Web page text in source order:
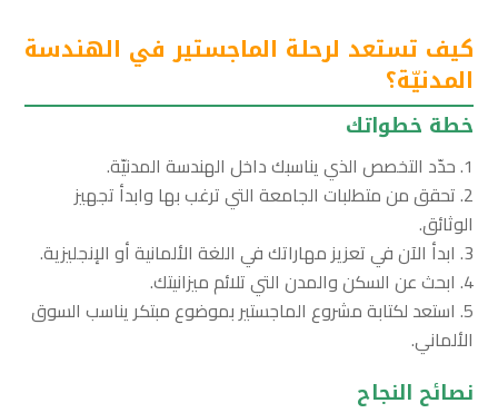
كيف تستعد لرحلة الماجستير في الهندسة
المدنيّة؟
خطة خطواتك
حدّد التخصص الذي يناسبك داخل الهندسة المدنيّة.
تحقق من متطلبات الجامعة التي ترغب بها وابدأ تجهيز
الوثائق.
ابدأ الآن في تعزيز مهاراتك في اللغة الألمانية أو الإنجليزية.
ابحث عن السكن والمدن التي تلائم ميزانيتك.
استعد لكتابة مشروع الماجستير بموضوع مبتكر يناسب السوق
الألماني.
نصائح النجاح